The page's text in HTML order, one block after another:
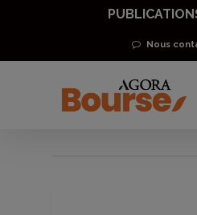
main
Nous
Roundup